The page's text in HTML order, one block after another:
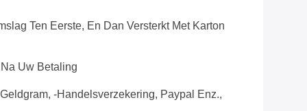
Ten Eerste, En Dan Versterkt Met Karton
Uw Betaling
-Handelsverzekering, Paypal Enz.,